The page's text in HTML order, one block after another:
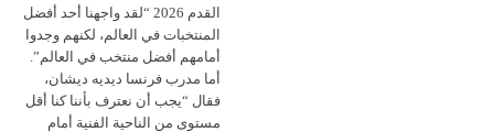
القدم 2026 “لقد واجهنا أحد أفضل
المنتخبات في العالم، لكنهم وجدوا
أمامهم أفضل منتخب في العالم”.
أما مدرب فرنسا ديديه ديشان،
فقال “يجب أن نعترف بأننا كنا أقل
مستوى من الناحية الفنية أمام